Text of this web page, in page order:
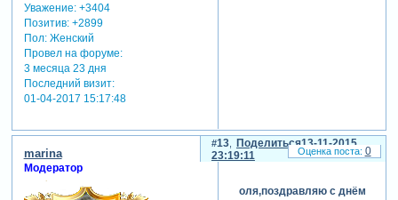
Уважение: +3404
Позитив: +2899
Пол:Женский
Провел на форуме:
3 месяца 23 дня
Последний визит:
01-04-2017 15:17:48
Поделиться
13
13-11-2015
23:19:11
marina
Модератор
оля,поздравляю с днём
0